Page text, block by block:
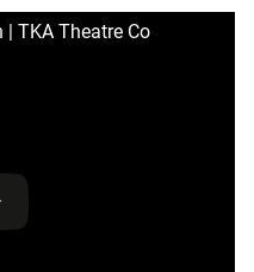
TKA Theatre Co